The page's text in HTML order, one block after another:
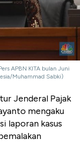
APBN KITA bulan Juni
Muhammad Sabki)
Jenderal Pajak
mengaku
laporan kasus